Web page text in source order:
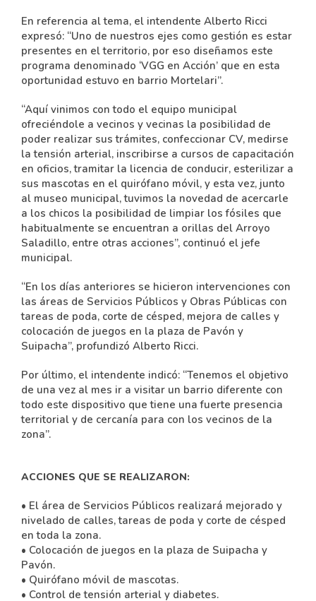
En referencia al tema, el intendente Alberto Ricci
expresó: “Uno de nuestros ejes como gestión es estar
presentes en el territorio, por eso diseñamos este
programa denominado ‘VGG en Acción’ que en esta
oportunidad estuvo en barrio Mortelari”.
“Aquí vinimos con todo el equipo municipal
ofreciéndole a vecinos y vecinas la posibilidad de
poder realizar sus trámites, confeccionar CV, medirse
la tensión arterial, inscribirse a cursos de capacitación
en oficios, tramitar la licencia de conducir, esterilizar a
sus mascotas en el quirófano móvil, y esta vez, junto
al museo municipal, tuvimos la novedad de acercarle
a los chicos la posibilidad de limpiar los fósiles que
habitualmente se encuentran a orillas del Arroyo
Saladillo, entre otras acciones”, continuó el jefe
municipal.
“En los días anteriores se hicieron intervenciones con
las áreas de Servicios Públicos y Obras Públicas con
tareas de poda, corte de césped, mejora de calles y
colocación de juegos en la plaza de Pavón y
Suipacha”, profundizó Alberto Ricci.
Por último, el intendente indicó: “Tenemos el objetivo
de una vez al mes ir a visitar un barrio diferente con
todo este dispositivo que tiene una fuerte presencia
territorial y de cercanía para con los vecinos de la
zona”.
ACCIONES QUE SE REALIZARON:
• El área de Servicios Públicos realizará mejorado y
nivelado de calles, tareas de poda y corte de césped
en toda la zona.
• Colocación de juegos en la plaza de Suipacha y
Pavón.
• Quirófano móvil de mascotas.
• Control de tensión arterial y diabetes.